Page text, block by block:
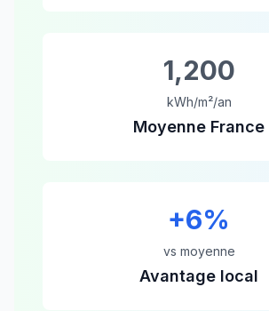
1,200
kWh/m²/an
Moyenne France
+6%
vs moyenne
Avantage local